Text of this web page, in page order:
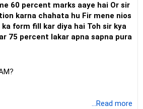
percent marks aaye hai Or sir
chahata hu Fir mene nios
fill kar diya hai Toh sir kya
75 percent lakar apna sapna pura
...Read more